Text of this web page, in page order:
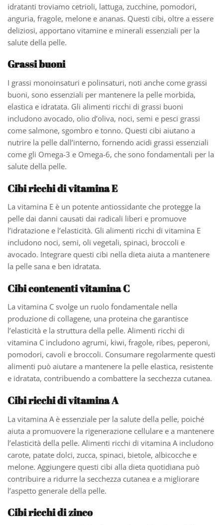
idratanti troviamo cetrioli, lattuga, zucchine, pomodori,
anguria, fragole, melone e ananas. Questi cibi, oltre a essere
deliziosi, apportano vitamine e minerali essenziali per la
salute della pelle.
Grassi buoni
I grassi monoinsaturi e polinsaturi, noti anche come grassi
buoni, sono essenziali per mantenere la pelle morbida,
elastica e idratata. Gli alimenti ricchi di grassi buoni
includono avocado, olio d’oliva, noci, semi e pesci grassi
come salmone, sgombro e tonno. Questi cibi aiutano a
nutrire la pelle dall’interno, fornendo acidi grassi essenziali
come gli Omega-3 e Omega-6, che sono fondamentali per la
salute della pelle.
Cibi ricchi di vitamina E
La vitamina E è un potente antiossidante che protegge la
pelle dai danni causati dai radicali liberi e promuove
l’idratazione e l’elasticità. Gli alimenti ricchi di vitamina E
includono noci, semi, oli vegetali, spinaci, broccoli e
avocado. Integrare questi cibi nella dieta aiuta a mantenere
la pelle sana e ben idratata.
Cibi contenenti vitamina C
La vitamina C svolge un ruolo fondamentale nella
produzione di collagene, una proteina che garantisce
l’elasticità e la struttura della pelle. Alimenti ricchi di
vitamina C includono agrumi, kiwi, fragole, ribes, peperoni,
pomodori, cavoli e broccoli. Consumare regolarmente questi
alimenti può aiutare a mantenere la pelle elastica, resistente
e idratata, contribuendo a combattere la secchezza cutanea.
Cibi ricchi di vitamina A
La vitamina A è essenziale per la salute della pelle, poiché
aiuta a promuovere la rigenerazione cellulare e a mantenere
l’elasticità della pelle. Alimenti ricchi di vitamina A includono
carote, patate dolci, zucca, spinaci, bietole, albicocche e
melone. Aggiungere questi cibi alla dieta quotidiana può
contribuire a ridurre la secchezza cutanea e a migliorare
l’aspetto generale della pelle.
Cibi ricchi di zinco